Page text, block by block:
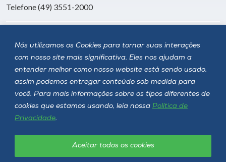
Nós utilizamos os Cookies para tornar suas interações
com nosso site mais significativa. Eles nos ajudam a
entender melhor como nosso website está sendo usado,
assim podemos entregar conteúdo sob medida para
você. Para mais informações sobre os tipos diferentes de
cookies que estamos usando, leia nossa Política de
Privacidade.
Aceitar todos os cookies
Telefone (49) 3551-2000
Siga a Unoesc
Política de privacidade LGPD